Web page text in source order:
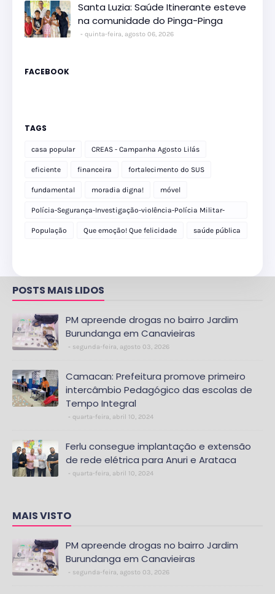
Santa Luzia: Saúde Itinerante esteve
na comunidade do Pinga-Pinga
quinta-feira, agosto 06, 2026
FACEBOOK
TAGS
casa popular CREAS - Campanha Agosto Lilás
eficiente financeira fortalecimento do SUS
fundamental moradia digna! móvel
Polícia-Segurança-Investigação-violência-Polícia Militar-
delegacia
População Que emoção! Que felicidade saúde pública
POSTS MAIS LIDOS
PM apreende drogas no bairro Jardim
Burundanga em Canavieiras
segunda-feira, agosto 03, 2026
Camacan: Prefeitura promove primeiro
intercâmbio Pedagógico das escolas de
Tempo Integral
quarta-feira, abril 10, 2024
Ferlu consegue implantação e extensão
de rede elétrica para Anuri e Arataca
quarta-feira, abril 10, 2024
MAIS VISTO
PM apreende drogas no bairro Jardim
Burundanga em Canavieiras
segunda-feira, agosto 03, 2026